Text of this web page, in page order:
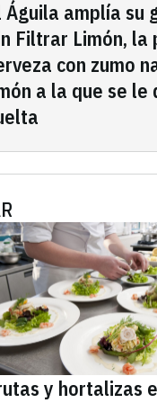
Águila amplía su
Filtrar Limón, la
con zumo
a la que se le
y hortalizas